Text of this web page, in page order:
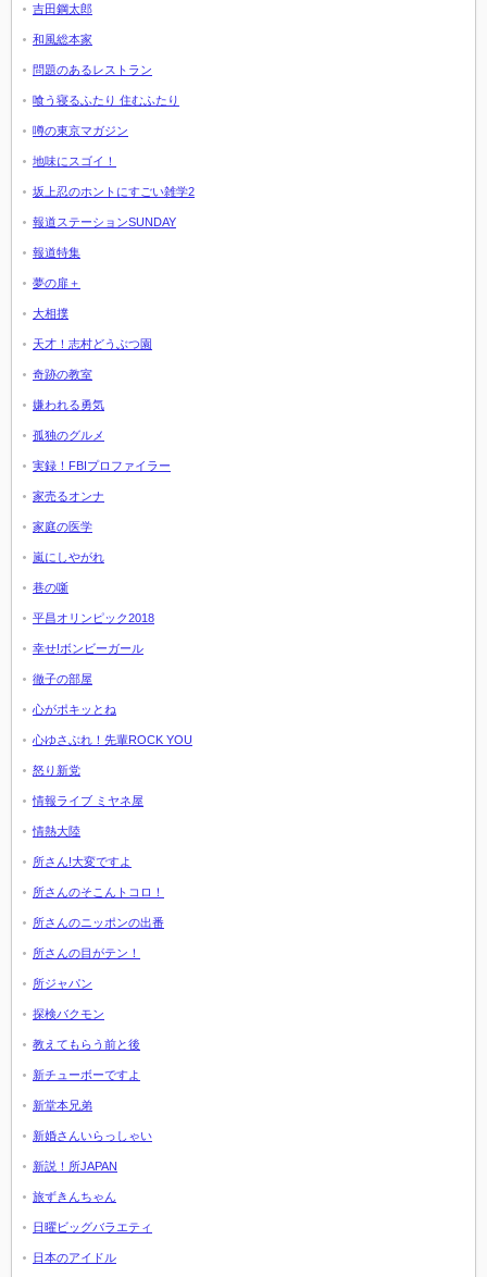
吉田鋼太郎
和風総本家
問題のあるレストラン
喰う寝るふたり 住むふたり
噂の東京マガジン
地味にスゴイ！
坂上忍のホントにすごい雑学2
報道ステーションSUNDAY
報道特集
夢の扉＋
大相撲
天才！志村どうぶつ園
奇跡の教室
嫌われる勇気
孤独のグルメ
実録！FBIプロファイラー
家売るオンナ
家庭の医学
嵐にしやがれ
巷の噺
平昌オリンピック2018
幸せ!ボンビーガール
徹子の部屋
心がポキッとね
心ゆさぶれ！先輩ROCK YOU
怒り新党
情報ライブ ミヤネ屋
情熱大陸
所さん!大変ですよ
所さんのそこんトコロ！
所さんのニッポンの出番
所さんの目がテン！
所ジャパン
探検バクモン
教えてもらう前と後
新チューボーですよ
新堂本兄弟
新婚さんいらっしゃい
新説！所JAPAN
旅ずきんちゃん
日曜ビッグバラエティ
日本のアイドル